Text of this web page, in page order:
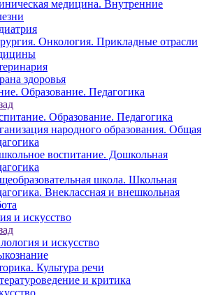
медицина. Внутренние
Онкология. Прикладные отрасли
здоровья
Образование. Педагогика
Образование. Педагогика
народного образования. Общая
воспитание. Дошкольная
школа. Школьная
Внеклассная и внешкольная
и искусство
и искусство
Культура речи
и критика